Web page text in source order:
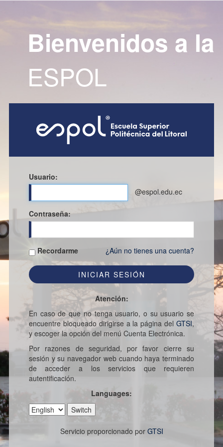
Bienvenidos a la
ESPOL
Usuario:
@espol.edu.ec
Contraseña:
Recordarme ¿Aún no tienes una cuenta?
Atención:
En caso de que no tenga usuario, o su usuario se
encuentre bloqueado dirigirse a la página delGTSI,
y escoger la opción del menú Cuenta Electrónica.
Por razones de seguridad, por favor cierre su
sesión y su navegador web cuando haya terminado
de acceder a los servicios que requieren
autentificación.
Languages:
Servicio proporcionado por GTSI